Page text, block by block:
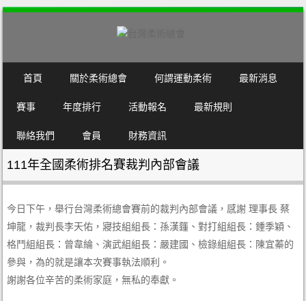
MENU
SKIP TO CONTENT
首頁 關於柔術總會 何謂運動柔術 最新消息
賽事 年度排行 活動報名 最新規則
聯絡我們 會員 財務資訊
111年全國柔術排名賽裁判內部會議
今日下午，舉行台灣柔術總會賽前的裁判內部會議，感謝 理事長 蔡
坤龍，裁判長李天佑，寢技組組長：孫漢籦、對打組組長：鍾季穎、
格鬥組組長：曾韋綸、演武組組長：嚴建國、檢錄組組長：陳宜蓁的
參與，為的就是讓本次賽事執法順利。
謝謝各位辛苦的柔術家庭，無私的奉獻。